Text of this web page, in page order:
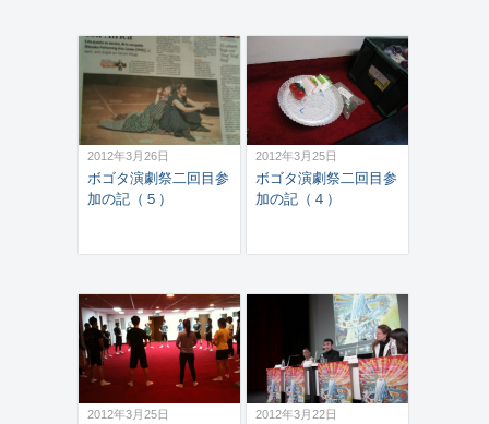
2012年3月26日
ボゴタ演劇祭二回目参
加の記（５）
2012年3月25日
ボゴタ演劇祭二回目参
加の記（４）
2012年3月25日 2012年3月22日